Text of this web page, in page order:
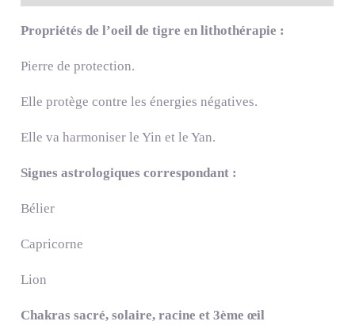
Propriétés de l’oeil de tigre en lithothérapie :
Pierre de protection.
Elle protège contre les énergies négatives.
Elle va harmoniser le Yin et le Yan.
Signes astrologiques correspondant :
Bélier
Capricorne
Lion
Chakras sacré, solaire, racine et 3ème œil